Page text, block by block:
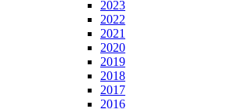
2023
2022
2021
2020
2019
2018
2017
2016